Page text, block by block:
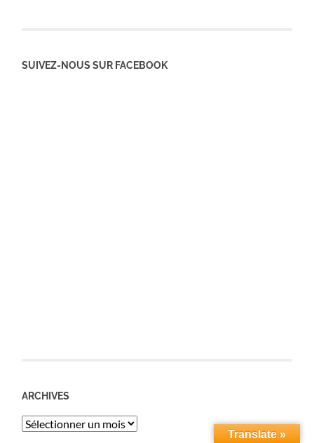
SUIVEZ-NOUS SUR FACEBOOK
ARCHIVES
Archives
Translate »